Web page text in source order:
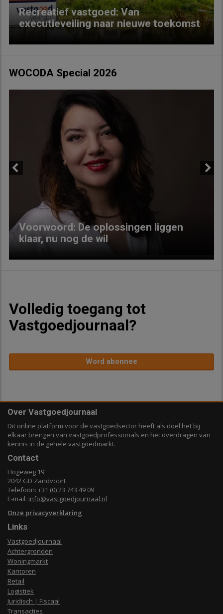
Recreatief vastgoed: Van
executieveiling naar nieuwe toekomst
WOCODA Special 2026
Voorwoord: De oplossingen liggen
klaar, nu nog de wil
Volledig toegang tot
Vastgoedjournaal?
Word abonnee
Over Vastgoedjournaal
Dit online platform voor de vastgoedsector heeft als doel het bij
elkaar brengen van vastgoedprofessionals en het overdragen van
kennis in de gehele vastgoedmarkt.
Contact
Hogeweg 19
2042 GD Zandvoort
Telefoon: +31 (0) 23 743 49 09
E-mail: info@vastgoedjournaal.nl
Onze privacyverklaring
Links
Vastgoedjournaal
Achtergronden
Woningmarkt
Kantoren
Retail
Logistiek
Juridisch | Fiscaal
Transacties